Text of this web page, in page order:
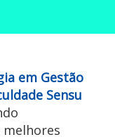
em Gestão
Sensu
melhores